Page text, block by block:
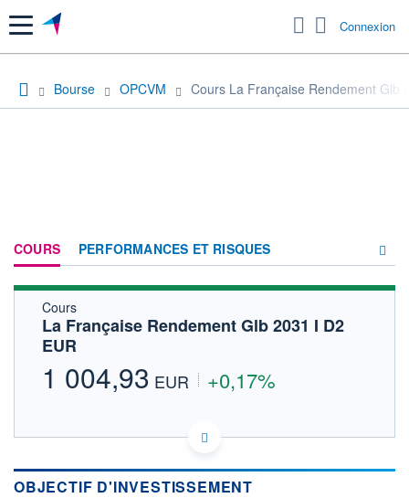
Menu Connexion
Bourse OPCVM Cours La Française Rendement Glb
COURS PERFORMANCES ET RISQUES
FORUM
Cours
La Française Rendement Glb 2031 I D2
EUR
1 004,93 EUR +0,17%
FR001400YMM9 - Crédit Mutuel Asset Management
Consulter le prospectus / DIC
OBJECTIF D'INVESTISSEMENT